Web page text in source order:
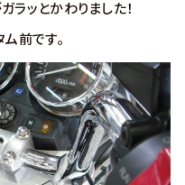
ラッとかわりました！
前です。